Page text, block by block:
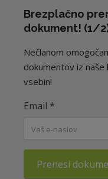
Brezplačno
dokument! (1/
Nečlanom
dokumentov iz naše
vsebin!
Email *
Prenesi